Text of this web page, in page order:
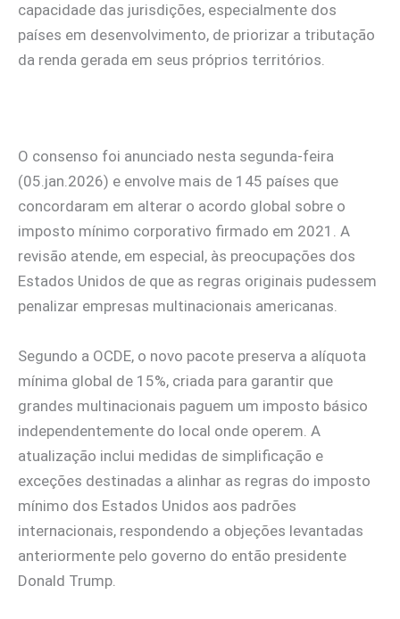
capacidade das jurisdições, especialmente dos
países em desenvolvimento, de priorizar a tributação
da renda gerada em seus próprios territórios.
O consenso foi anunciado nesta segunda-feira
(05.jan.2026) e envolve mais de 145 países que
concordaram em alterar o acordo global sobre o
imposto mínimo corporativo firmado em 2021. A
revisão atende, em especial, às preocupações dos
Estados Unidos de que as regras originais pudessem
penalizar empresas multinacionais americanas.
Segundo a OCDE, o novo pacote preserva a alíquota
mínima global de 15%, criada para garantir que
grandes multinacionais paguem um imposto básico
independentemente do local onde operem. A
atualização inclui medidas de simplificação e
exceções destinadas a alinhar as regras do imposto
mínimo dos Estados Unidos aos padrões
internacionais, respondendo a objeções levantadas
anteriormente pelo governo do então presidente
Donald Trump.